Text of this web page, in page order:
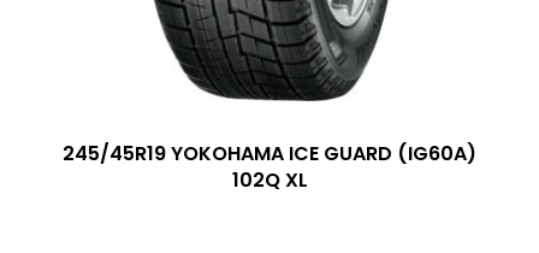
245/45R19 YOKOHAMA ICE GUARD (IG60A)
102Q XL